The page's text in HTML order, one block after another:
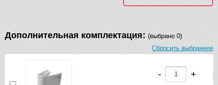
Дополнительная комплектация: (выбрано 0)
Сбросить выбранное
- +